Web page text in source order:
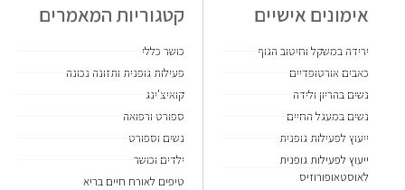
אימונים אישיים
ירידה במשקל וחיטוב הגוף
כאבים אורטופדיים
נשים בהריון ולידה
נשים במעגל החיים
ייעוץ לפעילות גופנית
ייעוץ לפעילות גופנית
לאוסטאופורוזיס
קטגוריות המאמרים
כושר כללי
פעילות גופנית ותזונה נכונה
קואיצ'ינג
ספורט ורפואה
נשים וספורט
ילדים וכושר
טיפים לאורח חיים בריא